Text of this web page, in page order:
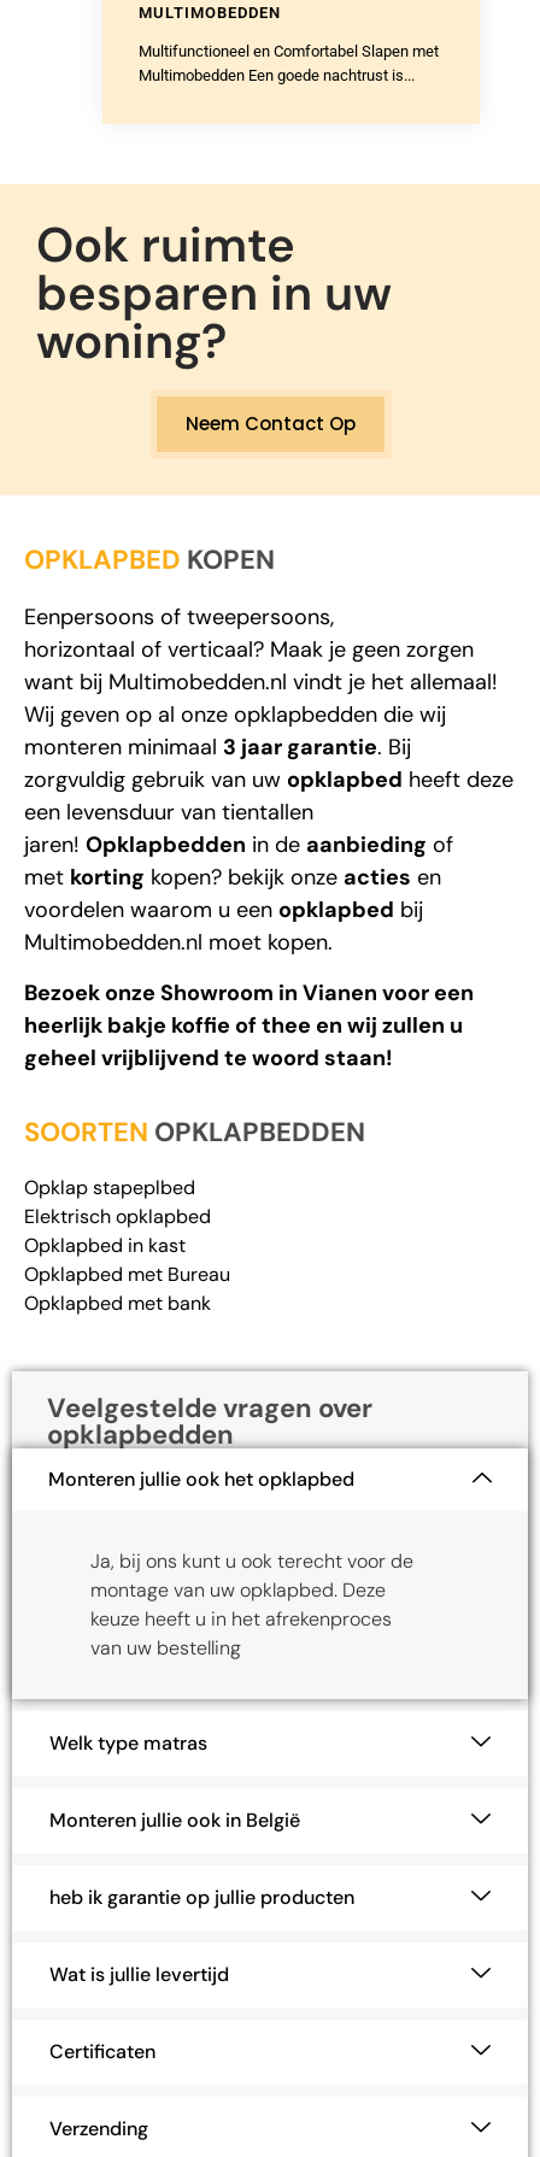
MULTIMOBEDDEN
Multifunctioneel en Comfortabel Slapen met
Multimobedden Een goede nachtrust is...
Ook ruimte
besparen in uw
woning?
Neem Contact Op
OPKLAPBED KOPEN
Eenpersoons of tweepersoons,
horizontaal of verticaal? Maak je geen zorgen
want bij Multimobedden.nl vindt je het allemaal!
Wij geven op al onze opklapbedden die wij
monteren minimaal 3 jaar garantie. Bij
zorgvuldig gebruik van uw opklapbed heeft deze
een levensduur van tientallen
jaren! Opklapbedden in de aanbieding of
met korting kopen? bekijk onze acties en
voordelen waarom u een opklapbed bij
Multimobedden.nl moet kopen.
Bezoek onze Showroom in Vianen voor een
heerlijk bakje koffie of thee en wij zullen u
geheel vrijblijvend te woord staan!
SOORTEN OPKLAPBEDDEN
Opklap stapeplbed
Elektrisch opklapbed
Opklapbed in kast
Opklapbed met Bureau
Opklapbed met bank
Veelgestelde vragen over
opklapbedden
Monteren jullie ook het opklapbed
Ja, bij ons kunt u ook terecht voor de
montage van uw opklapbed. Deze
keuze heeft u in het afrekenproces
van uw bestelling
Welk type matras
Monteren jullie ook in België
heb ik garantie op jullie producten
Wat is jullie levertijd
Certificaten
Verzending